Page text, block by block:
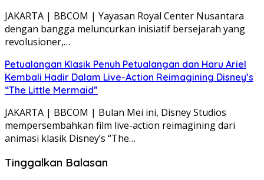
JAKARTA | BBCOM | Yayasan Royal Center Nusantara
dengan bangga meluncurkan inisiatif bersejarah yang
revolusioner,…
Petualangan Klasik Penuh Petualangan dan Haru Ariel
Kembali Hadir Dalam Live-Action Reimagining Disney’s
“The Little Mermaid”
JAKARTA | BBCOM | Bulan Mei ini, Disney Studios
mempersembahkan film live-action reimagining dari
animasi klasik Disney’s “The…
Tinggalkan Balasan